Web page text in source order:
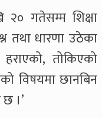
२० गतेसम्म शिक्षा
तथा धारणा उठेका
तोकिएको
विषयमा छानबिन
।’